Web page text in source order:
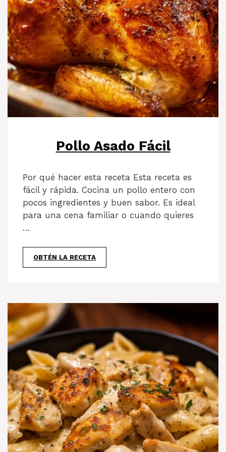
Pollo Asado Fácil
Por qué hacer esta receta Esta receta es
fácil y rápida. Cocina un pollo entero con
pocos ingredientes y buen sabor. Es ideal
para una cena familiar o cuando quieres
…
OBTÉN LA RECETA